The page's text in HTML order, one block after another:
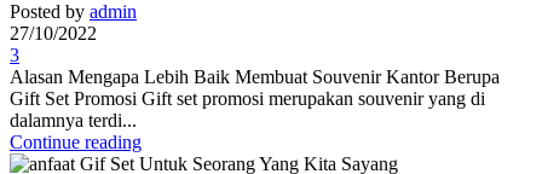
Posted by admin
27/10/2022
3
Alasan Mengapa Lebih Baik Membuat Souvenir Kantor Berupa
Gift Set Promosi Gift set promosi merupakan souvenir yang di
dalamnya terdi...
Continue reading